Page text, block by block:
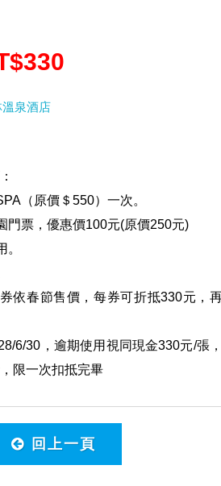
泉酒店
（原價＄550）一次。
門票，優惠價100元(原價250元)
依春節售價，每券可折抵330元，
6/30，逾期使用視同現金330元/張
限一次扣抵完畢
回上一頁